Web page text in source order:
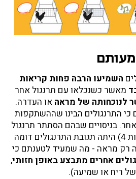
השמיעו הרבה פחות קריאות
מאשר כשנכלאו עם תרנגול אחר
לנוכחותה של מראה או העדרה.
התרנגולים הבינו שההשתקפות
בניסויים שבהם הסתתר תרנגול
מאחורי המראה (אפשרות 4) היתה תגובת התרנגולים דומה
רק מראה - מה שמעיד לטענתם כי
אחרים מתבצע באופן חזותי,
ריח או שמיעה).